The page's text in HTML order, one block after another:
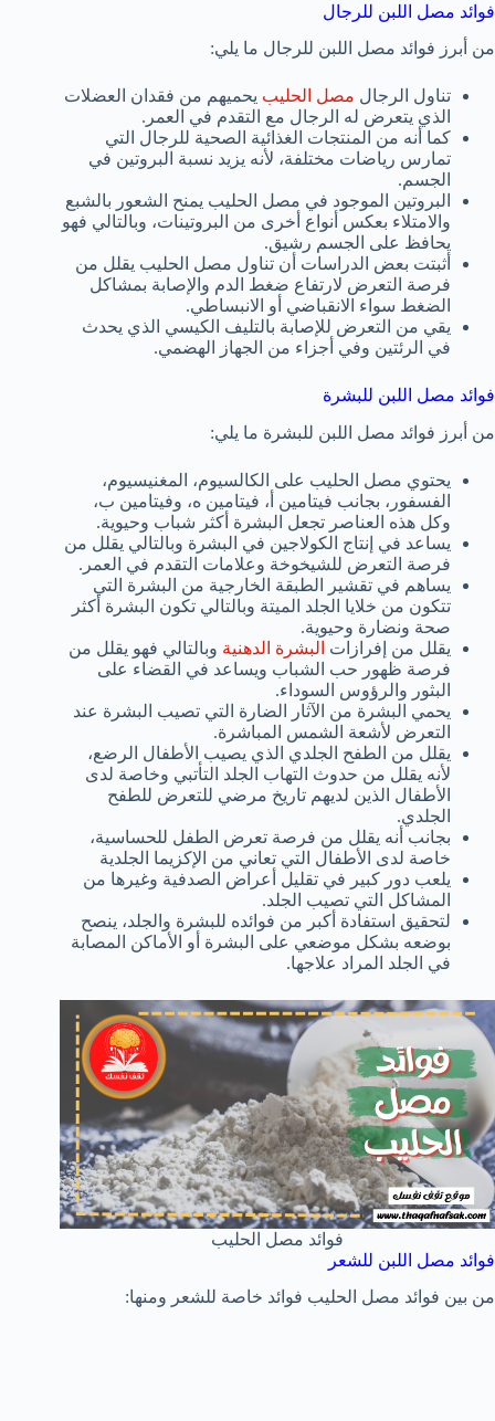
فوائد مصل اللبن للرجال
من أبرز فوائد مصل اللبن للرجال ما يلي:
تناول الرجال مصل الحليب يحميهم من فقدان العضلات
الذي يتعرض له الرجال مع التقدم في العمر.
كما أنه من المنتجات الغذائية الصحية للرجال التي
تمارس رياضات مختلفة، لأنه يزيد نسبة البروتين في
الجسم.
البروتين الموجود في مصل الحليب يمنح الشعور بالشبع
والامتلاء بعكس أنواع أخرى من البروتينات، وبالتالي فهو
يحافظ على الجسم رشيق.
أثبتت بعض الدراسات أن تناول مصل الحليب يقلل من
فرصة التعرض لارتفاع ضغط الدم والإصابة بمشاكل
الضغط سواء الانقباضي أو الانبساطي.
يقي من التعرض للإصابة بالتليف الكيسي الذي يحدث
في الرئتين وفي أجزاء من الجهاز الهضمي.
فوائد مصل اللبن للبشرة
من أبرز فوائد مصل اللبن للبشرة ما يلي:
يحتوي مصل الحليب على الكالسيوم، المغنيسيوم،
الفسفور، بجانب فيتامين أ، فيتامين ه، وفيتامين ب،
وكل هذه العناصر تجعل البشرة أكثر شباب وحيوية.
يساعد في إنتاج الكولاجين في البشرة وبالتالي يقلل من
فرصة التعرض للشيخوخة وعلامات التقدم في العمر.
يساهم في تقشير الطبقة الخارجية من البشرة التي
تتكون من خلايا الجلد الميتة وبالتالي تكون البشرة أكثر
صحة ونضارة وحيوية.
يقلل من إفرازات البشرة الدهنية وبالتالي فهو يقلل من
فرصة ظهور حب الشباب ويساعد في القضاء على
البثور والرؤوس السوداء.
يحمي البشرة من الآثار الضارة التي تصيب البشرة عند
التعرض لأشعة الشمس المباشرة.
يقلل من الطفح الجلدي الذي يصيب الأطفال الرضع،
لأنه يقلل من حدوث التهاب الجلد التأتبي وخاصة لدى
الأطفال الذين لديهم تاريخ مرضي للتعرض للطفح
الجلدي.
بجانب أنه يقلل من فرصة تعرض الطفل للحساسية،
خاصة لدى الأطفال التي تعاني من الإكزيما الجلدية
يلعب دور كبير في تقليل أعراض الصدفية وغيرها من
المشاكل التي تصيب الجلد.
لتحقيق استفادة أكبر من فوائده للبشرة والجلد، ينصح
بوضعه بشكل موضعي على البشرة أو الأماكن المصابة
في الجلد المراد علاجها.
فوائد مصل الحليب
فوائد مصل اللبن للشعر
من بين فوائد مصل الحليب فوائد خاصة للشعر ومنها: